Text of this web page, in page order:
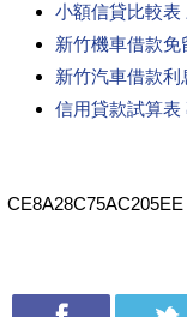
小額信貸比較表
新竹機車借款
新竹汽車借款
信用貸款試算表
CE8A28C75AC205EE